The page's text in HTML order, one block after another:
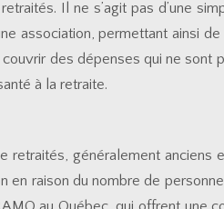
Il ne s’agit pas d’une
association, permettant ainsi
des dépenses qui ne sont
à la retraite.
généralement anciens
raison du nombre de